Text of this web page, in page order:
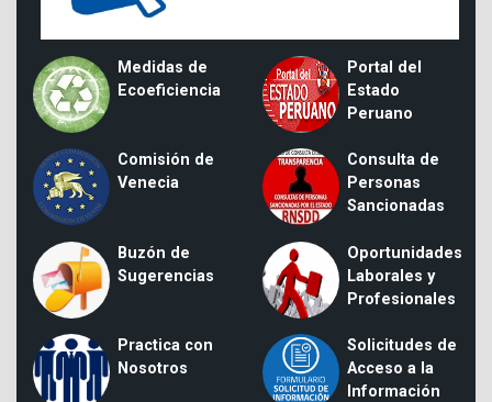
Medidas de
Ecoeficiencia
Portal del
Estado
Peruano
Comisión de
Venecia
Consulta de
Personas
Sancionadas
Buzón de
Sugerencias
Oportunidades
Laborales y
Profesionales
Practica con
Nosotros
Solicitudes de
Acceso a la
Información